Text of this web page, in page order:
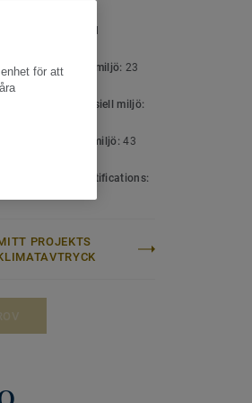
för bostadsmiljö: 23
för kommersiell miljö:
för industrimiljö:43
& environment certifications:
PROJEKTS
för att